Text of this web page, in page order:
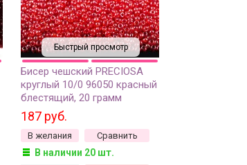
Быстрый просмотр
Бисер чешский PRECIOSA
круглый 10/0 96050 красный
блестящий, 20 грамм
187 руб.
В желания Сравнить
В наличии 20 шт.